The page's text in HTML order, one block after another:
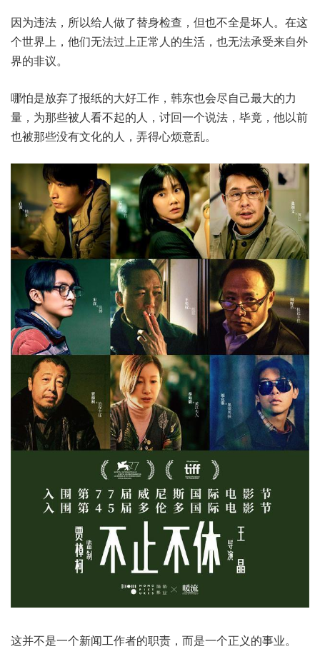
因为违法，所以给人做了替身检查，但也不全是坏人。在这
个世界上，他们无法过上正常人的生活，也无法承受来自外
界的非议。
哪怕是放弃了报纸的大好工作，韩东也会尽自己最大的力
量，为那些被人看不起的人，讨回一个说法，毕竟，他以前
也被那些没有文化的人，弄得心烦意乱。
这并不是一个新闻工作者的职责，而是一个正义的事业。